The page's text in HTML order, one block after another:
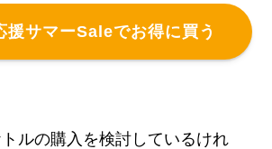
援サマーSaleでお得に買う
ルの購入を検討しているけれ